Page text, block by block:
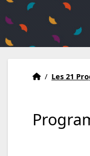
Accueil
Accueil
/ Les 21